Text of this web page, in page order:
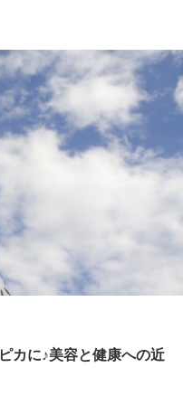
カに♪美容と健康への近